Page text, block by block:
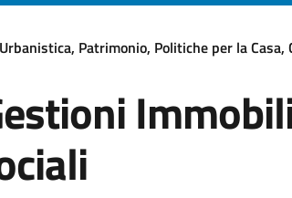
Urbanistica, Patrimonio, Politiche per la